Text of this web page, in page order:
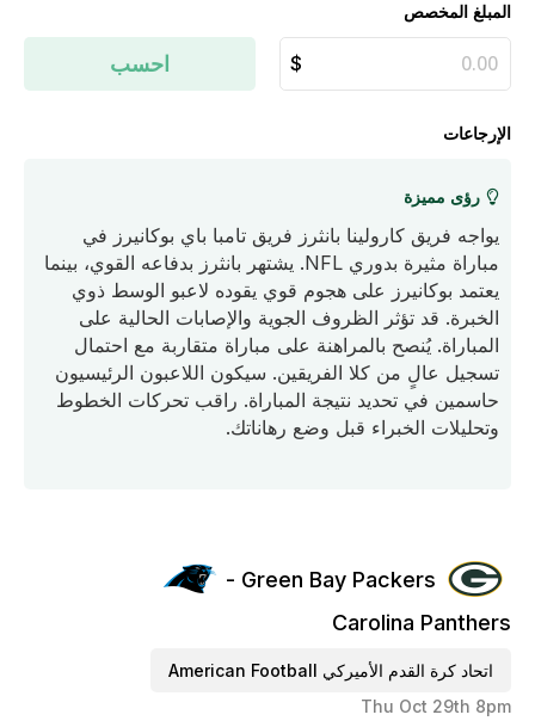
المبلغ المخصص
احسب
الإرجاعات
رؤى مميزة
يواجه فريق كارولينا بانثرز فريق تامبا باي بوكانيرز في
مباراة مثيرة بدوري NFL. يشتهر بانثرز بدفاعه القوي، بينما
يعتمد بوكانيرز على هجوم قوي يقوده لاعبو الوسط ذوي
الخبرة. قد تؤثر الظروف الجوية والإصابات الحالية على
المباراة. يُنصح بالمراهنة على مباراة متقاربة مع احتمال
تسجيل عالٍ من كلا الفريقين. سيكون اللاعبون الرئيسيون
حاسمين في تحديد نتيجة المباراة. راقب تحركات الخطوط
وتحليلات الخبراء قبل وضع رهاناتك.
Green Bay Packers -
Carolina Panthers
اتحاد كرة القدم الأميركي American Football
Thu Oct 29th 8pm